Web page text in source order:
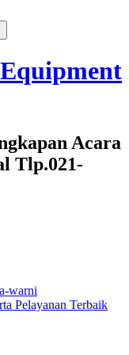
Acara
Tlp.021-
warni
Pelayanan Terbaik